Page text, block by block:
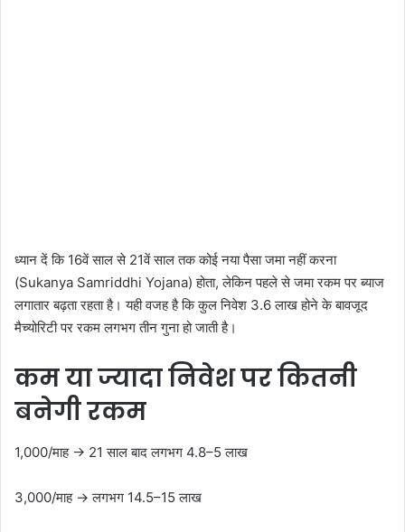
ध्यान दें कि 16वें साल से 21वें साल तक कोई नया पैसा जमा नहीं करना
(Sukanya Samriddhi Yojana) होता, लेकिन पहले से जमा रकम पर ब्याज
लगातार बढ़ता रहता है। यही वजह है कि कुल निवेश 3.6 लाख होने के बावजूद
मैच्योरिटी पर रकम लगभग तीन गुना हो जाती है।
कम या ज्यादा निवेश पर कितनी
बनेगी रकम
1,000/माह → 21 साल बाद लगभग 4.8–5 लाख
3,000/माह → लगभग 14.5–15 लाख